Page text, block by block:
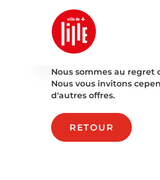
Nous sommes au regret
Nous vous invitons
d'autres offres.
RETOUR